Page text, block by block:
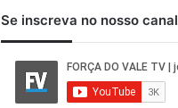
Se inscreva no nosso canal